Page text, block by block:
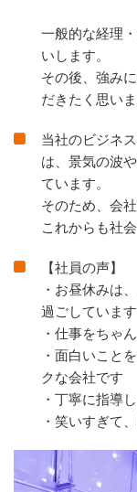
一般的な経理
いします。
その後、強み
だきたく思いま
当社のビジネ
は、景気の波
ています。
そのため、会
これからも社
【社員の声】
・お昼休みは
過ごしています
・仕事をちゃ
・⾯⽩いこと
クな会社です
・丁寧に指導
・笑いすぎて